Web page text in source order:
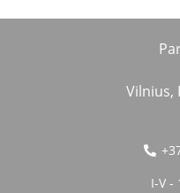
Vilnius,
I-V -